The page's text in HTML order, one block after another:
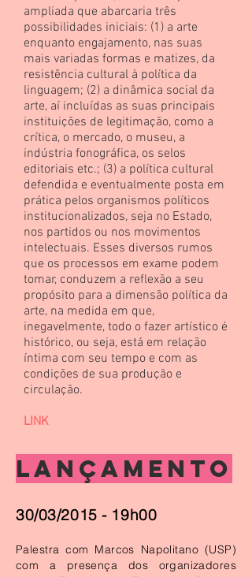
ampliada que abarcaria três
possibilidades iniciais: (1) a arte
enquanto engajamento, nas suas
mais variadas formas e matizes, da
resistência cultural à política da
linguagem; (2) a dinâmica social da
arte, aí incluídas as suas principais
instituições de legitimação, como a
crítica, o mercado, o museu, a
indústria fonográfica, os selos
editoriais etc.; (3) a política cultural
defendida e eventualmente posta em
prática pelos organismos políticos
institucionalizados, seja no Estado,
nos partidos ou nos movimentos
intelectuais. Esses diversos rumos
que os processos em exame podem
tomar, conduzem a reflexão a seu
propósito para a dimensão política da
arte, na medida em que,
inegavelmente, todo o fazer artístico é
histórico, ou seja, está em relação
íntima com seu tempo e com as
condições de sua produção e
circulação.
LINK
LANÇAMENTO
30/03/2015 - 19h00
Palestra com Marcos Napolitano (USP)
com a presença dos organizadores